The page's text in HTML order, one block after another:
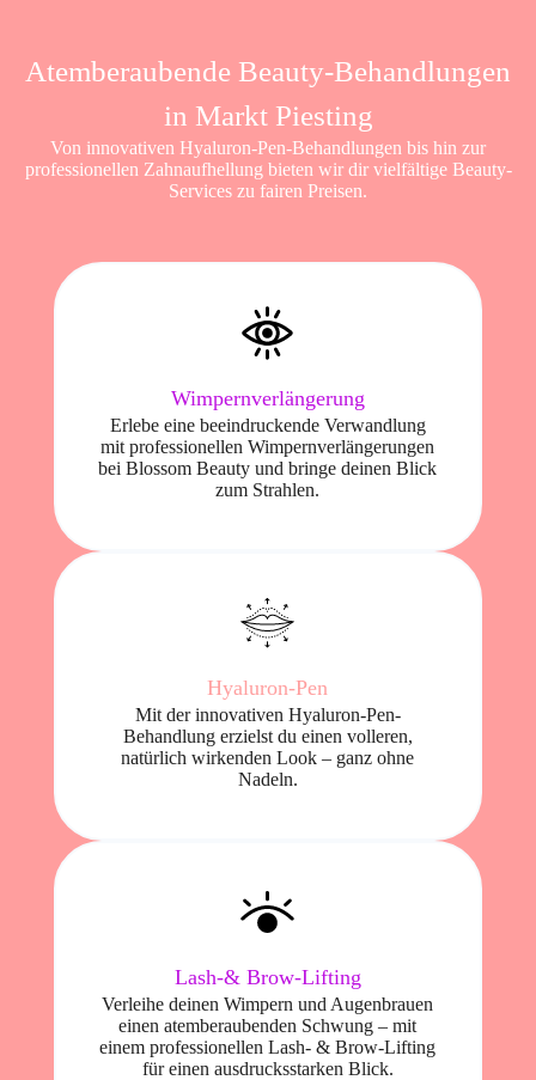
Atemberaubende Beauty-Behandlungen
in Markt Piesting
Von innovativen Hyaluron-Pen-Behandlungen bis hin zur
professionellen Zahnaufhellung bieten wir dir vielfältige Beauty-
Services zu fairen Preisen.
Wimpernverlängerung
Erlebe eine beeindruckende Verwandlung
mit professionellen Wimpernverlängerungen
bei Blossom Beauty und bringe deinen Blick
zum Strahlen.
Hyaluron-Pen
Mit der innovativen Hyaluron-Pen-
Behandlung erzielst du einen volleren,
natürlich wirkenden Look – ganz ohne
Nadeln.
Lash-& Brow-Lifting
Verleihe deinen Wimpern und Augenbrauen
einen atemberaubenden Schwung – mit
einem professionellen Lash- & Brow-Lifting
für einen ausdrucksstarken Blick.